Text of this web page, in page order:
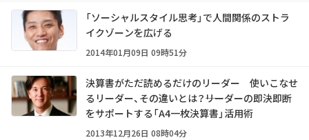
「ソーシャルスタイル思考」で人間関係のストラ
イクゾーンを広げる
2014年01月09日 09時51分
決算書がただ読めるだけのリーダー 使いこなせ
るリーダー、その違いとは？――リーダーの即決即断
をサポートする「A4一枚決算書」活用術
2013年12月26日 08時04分